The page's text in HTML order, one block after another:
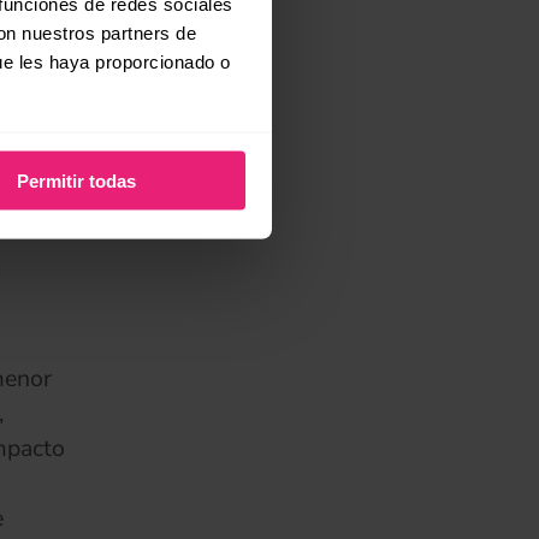
nuestros partners de
les haya proporcionado o
Permitir todas
fans,